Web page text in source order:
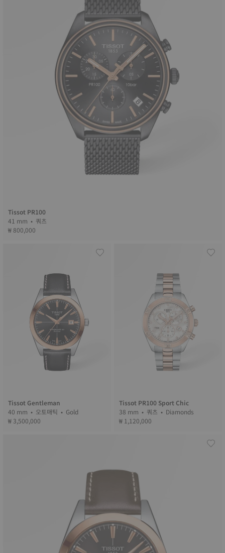
Tissot PR100
41 mm • 쿼츠
₩ 800,000
Tissot Gentleman
40 mm • 오토매틱 • Gold
₩ 3,500,000
Tissot PR100 Sport Chic
38 mm • 쿼츠 • Diamonds
₩ 1,120,000